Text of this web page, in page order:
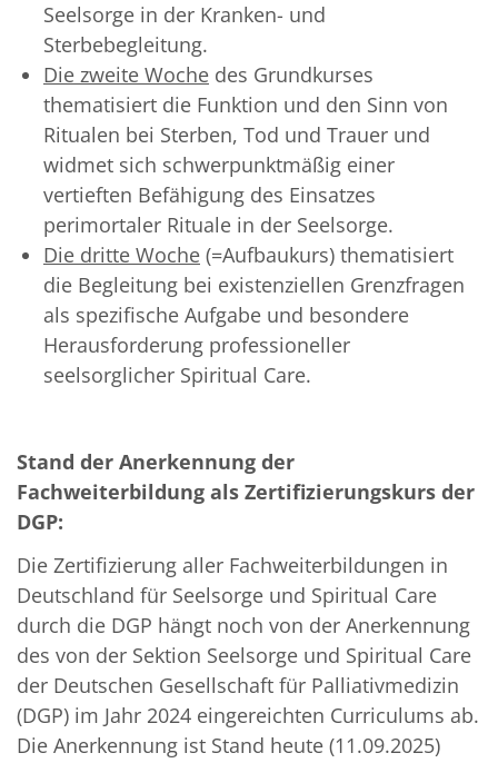
Seelsorge in der Kranken- und
Sterbebegleitung.
Die zweite Woche des Grundkurses
thematisiert die Funktion und den Sinn von
Ritualen bei Sterben, Tod und Trauer und
widmet sich schwerpunktmäßig einer
vertieften Befähigung des Einsatzes
perimortaler Rituale in der Seelsorge.
Die dritte Woche (=Aufbaukurs) thematisiert
die Begleitung bei existenziellen Grenzfragen
als spezifische Aufgabe und besondere
Herausforderung professioneller
seelsorglicher Spiritual Care.
Stand der Anerkennung der
Fachweiterbildung als Zertifizierungskurs der
DGP:
Die Zertifizierung aller Fachweiterbildungen in
Deutschland für Seelsorge und Spiritual Care
durch die DGP hängt noch von der Anerkennung
des von der Sektion Seelsorge und Spiritual Care
der Deutschen Gesellschaft für Palliativmedizin
(DGP) im Jahr 2024 eingereichten Curriculums ab.
Die Anerkennung ist Stand heute (11.09.2025)